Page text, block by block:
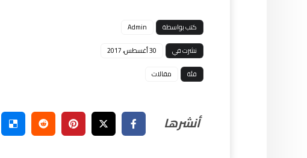
كتب بواسطة
Admin
نشرت في
30 أغسطس، 2017
فئة
مقالات